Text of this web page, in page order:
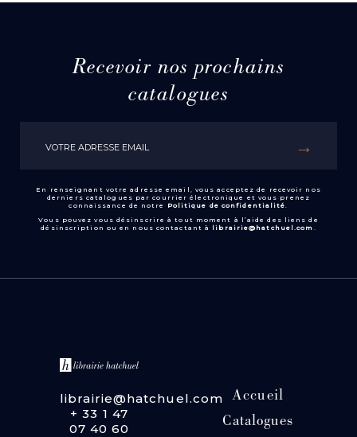
Recevoir nos prochains
catalogues
En renseignant votre adresse email, vous acceptez de recevoir nos
derniers catalogues par courrier électronique et vous prenez
connaissance de notre
Politique de confidentialité.
Vous pouvez vous désinscrire à tout moment à l’aide des liens de
désinscription ou en nous contactant à librairie@hatchuel.com .
librairie@hatchuel.com
+ 33 1 47
07 40 60
Accueil
Catalogues